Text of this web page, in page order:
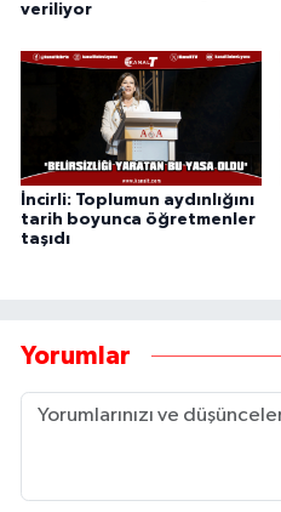
veriliyor
İncirli: Toplumun aydınlığını
tarih boyunca öğretmenler
taşıdı
Yorumlar